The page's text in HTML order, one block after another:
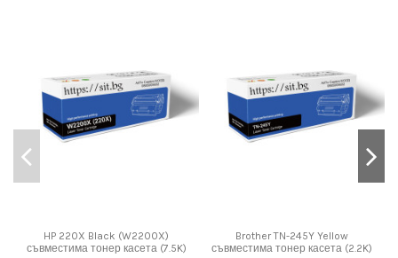
HP 220X Black (W2200X)
съвместима тонер касета (7.5K)
Brother TN-245Y Yellow
съвместима тонер касета (2.2K)